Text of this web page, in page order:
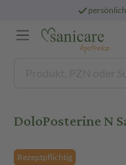
DoloPosterine N
Rezeptpflichtig